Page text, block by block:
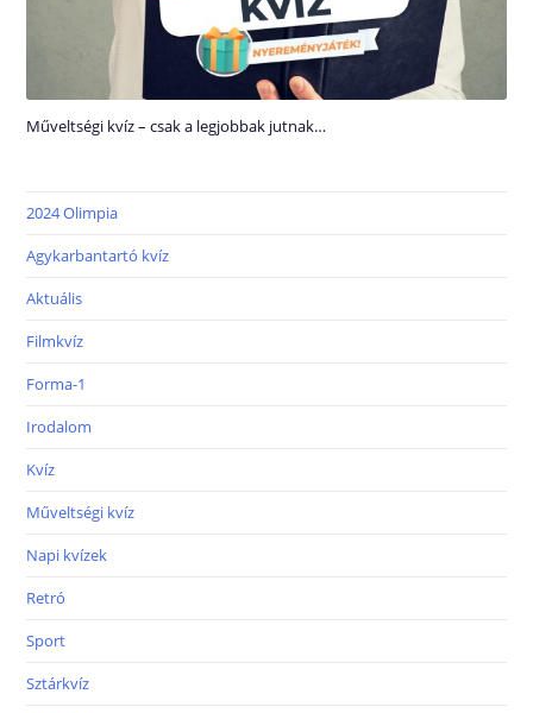
Műveltségi kvíz – csak a legjobbak jutnak…
2024 Olimpia
Agykarbantartó kvíz
Aktuális
Filmkvíz
Forma-1
Irodalom
Kvíz
Műveltségi kvíz
Napi kvízek
Retró
Sport
Sztárkvíz